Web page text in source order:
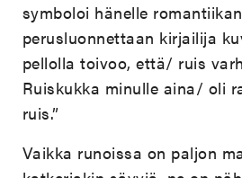
symboloi hänelle
perusluonnettaan kirjailija
pellolla toivoo, että/ ruis
Ruiskukka minulle aina/ oli
ruis.”
Vaikka runoissa on paljon